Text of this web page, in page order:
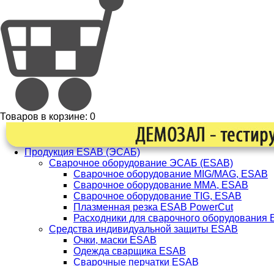
Товаров в корзине: 0
Продукция ESAB (ЭСАБ)
Сварочное оборудование ЭСАБ (ESAB)
Сварочное оборудование MIG/MAG, ESAB
Сварочное оборудование ММА, ESAB
Сварочное оборудование TIG, ESAB
Плазменная резка ESAB PowerCut
Расходники для сварочного оборудования
Средства индивидуальной защиты ESAB
Очки, маски ESAB
Одежда сварщика ESAB
Сварочные перчатки ESAB